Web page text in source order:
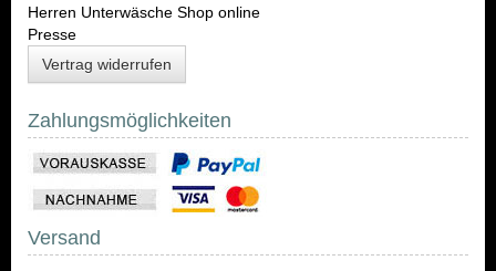
Herren Unterwäsche Shop online
Presse
Vertrag widerrufen
Zahlungsmöglichkeiten
Versand